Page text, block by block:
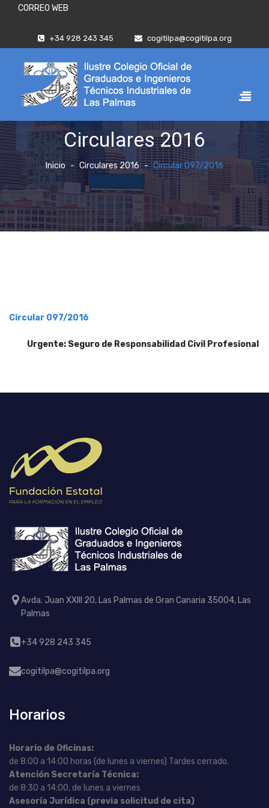
CORREO WEB
+34 928 243 345 cogitilpa@cogitilpa.org
Circulares 2016
Inicio Circulares 2016 Circular 097/2016
Circular 097/2016
Urgente: Seguro de Responsabilidad Civil Profesional
Avda. Juan XXIII 20, Las Palmas de Gran Canaria 35004, Las
Palmas
+34 928 243 345
cogitilpa@cogitilpa.org
Horarios
Horario de Oficinas:
de 8:00 a 14:00 horas (de lunes a viernes) Tardes cerrado.
Atención Secretaría Técnica:
de 8:30 a 14:00, de lunes a viernes
Asesoría Jurídica (previa solicitud de cita)